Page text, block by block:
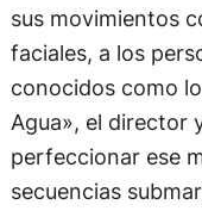
sus movimientos
faciales, a los
conocidos como
Agua», el director
perfeccionar ese
secuencias